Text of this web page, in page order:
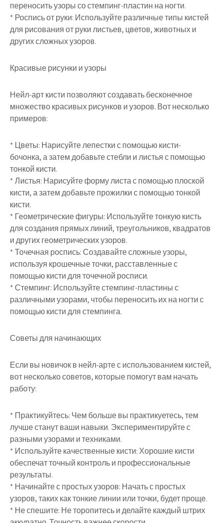
переносить узоры со стемпинг-пластин на ногти.
* Роспись от руки: Используйте различные типы кистей
для рисования от руки листьев, цветов, животных и
других сложных узоров.
Красивые рисунки и узоры
Нейл-арт кисти позволяют создавать бесконечное
множество красивых рисунков и узоров. Вот несколько
примеров:
* Цветы: Нарисуйте лепестки с помощью кисти-
бочонка, а затем добавьте стебли и листья с помощью
тонкой кисти.
* Листья: Нарисуйте форму листа с помощью плоской
кисти, а затем добавьте прожилки с помощью тонкой
кисти.
* Геометрические фигуры: Используйте тонкую кисть
для создания прямых линий, треугольников, квадратов
и других геометрических узоров.
* Точечная роспись: Создавайте сложные узоры,
используя крошечные точки, расставленные с
помощью кисти для точечной росписи.
* Стемпинг: Используйте стемпинг-пластины с
различными узорами, чтобы переносить их на ногти с
помощью кисти для стемпинга.
Советы для начинающих
Если вы новичок в нейл-арте с использованием кистей,
вот несколько советов, которые помогут вам начать
работу:
* Практикуйтесь: Чем больше вы практикуетесь, тем
лучше станут ваши навыки. Экспериментируйте с
разными узорами и техниками.
* Используйте качественные кисти: Хорошие кисти
обеспечат точный контроль и профессиональные
результаты.
* Начинайте с простых узоров: Начать с простых
узоров, таких как тонкие линии или точки, будет проще.
* Не спешите: Не торопитесь и делайте каждый штрих